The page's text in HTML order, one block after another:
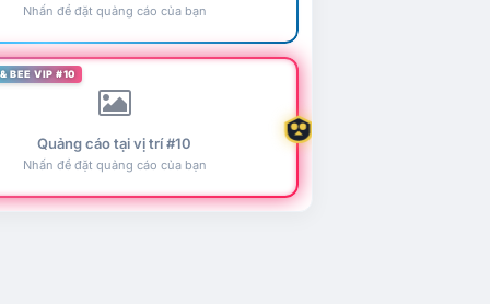
Nhấn để đặt quảng cáo của bạn
BEE VIP #10
Quảng cáo tại vị trí #10
Nhấn để đặt quảng cáo của bạn